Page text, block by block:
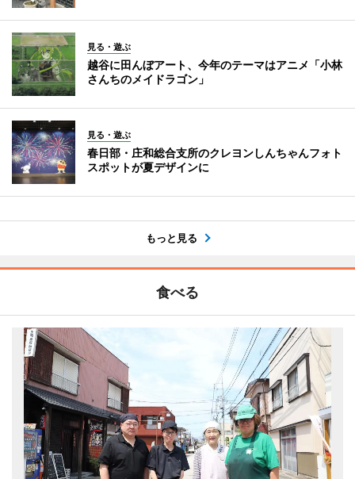
見る・遊ぶ
越谷に田んぼアート、今年のテーマはアニメ「小林
さんちのメイドラゴン」
見る・遊ぶ
春日部・庄和総合支所のクレヨンしんちゃんフォト
スポットが夏デザインに
もっと見る
食べる